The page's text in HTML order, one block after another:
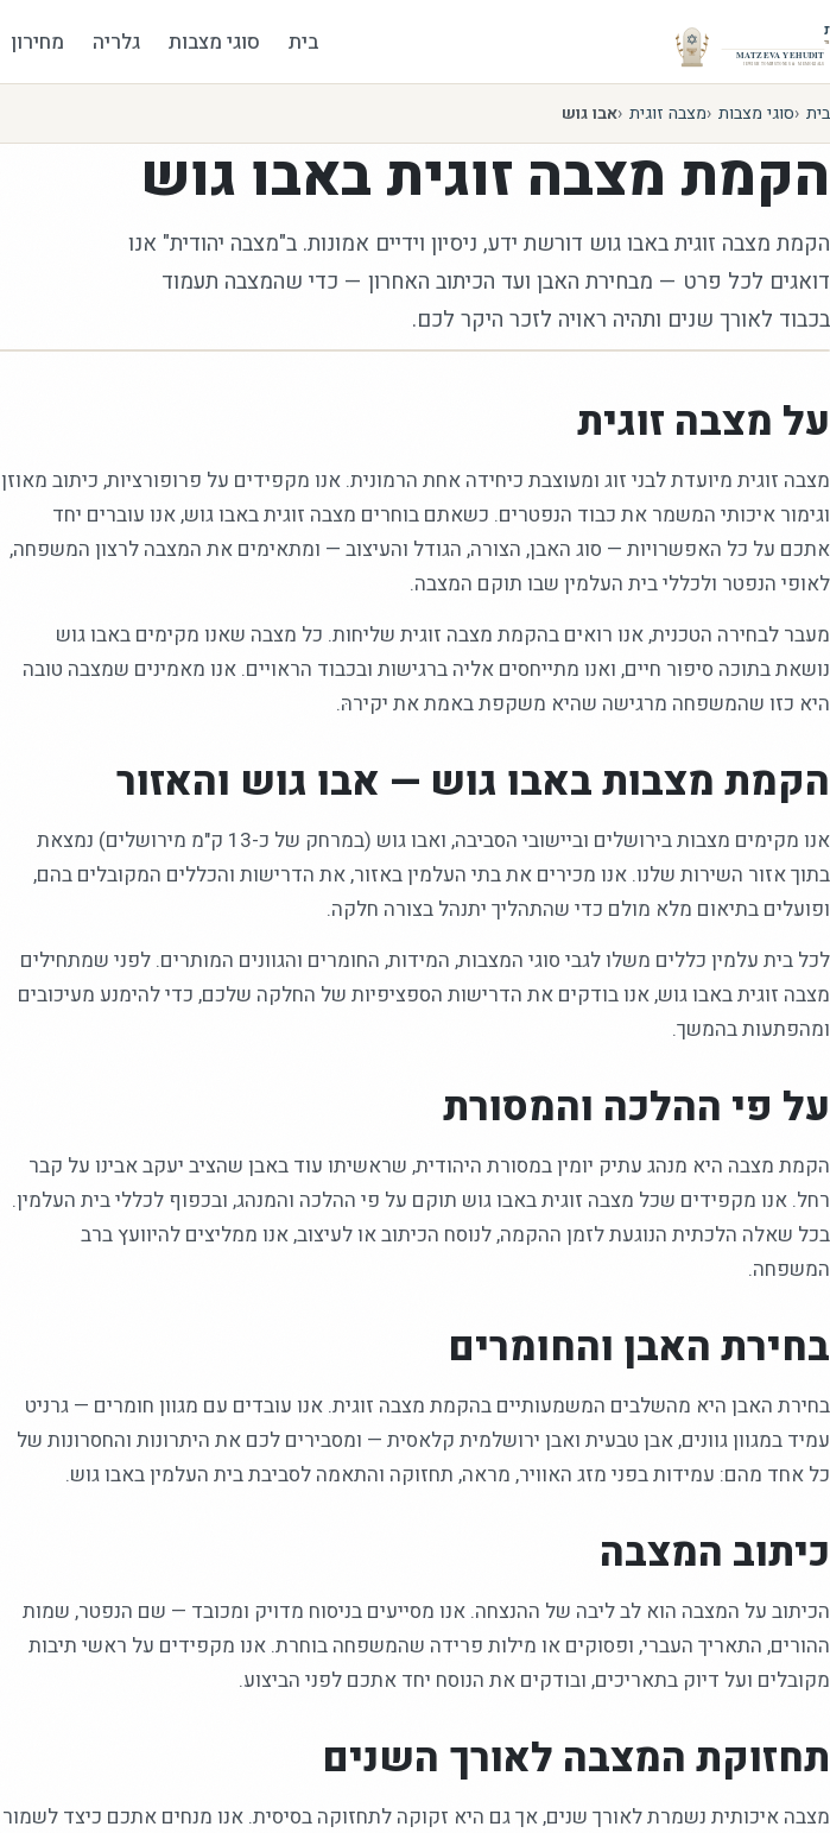
בית סוגי מצבות גלריה מחירון
בית סוגי מצבות מצבה זוגית אבו גוש
הקמת מצבה זוגית באבו גוש
הקמת מצבה זוגית באבו גוש דורשת ידע, ניסיון וידיים אמונות. ב"מצבה יהודית" אנו
דואגים לכל פרט — מבחירת האבן ועד הכיתוב האחרון — כדי שהמצבה תעמוד
בכבוד לאורך שנים ותהיה ראויה לזכר היקר לכם.
על מצבה זוגית
מצבה זוגית מיועדת לבני זוג ומעוצבת כיחידה אחת הרמונית. אנו מקפידים על פרופורציות, כיתוב מאוזן
וגימור איכותי המשמר את כבוד הנפטרים. כשאתם בוחרים מצבה זוגית באבו גוש, אנו עוברים יחד
אתכם על כל האפשרויות — סוג האבן, הצורה, הגודל והעיצוב — ומתאימים את המצבה לרצון המשפחה,
לאופי הנפטר ולכללי בית העלמין שבו תוקם המצבה.
מעבר לבחירה הטכנית, אנו רואים בהקמת מצבה זוגית שליחות. כל מצבה שאנו מקימים באבו גוש
נושאת בתוכה סיפור חיים, ואנו מתייחסים אליה ברגישות ובכבוד הראויים. אנו מאמינים שמצבה טובה
היא כזו שהמשפחה מרגישה שהיא משקפת באמת את יקירהּ.
הקמת מצבות באבו גוש — אבו גוש והאזור
אנו מקימים מצבות בירושלים וביישובי הסביבה, ואבו גוש (במרחק של כ-13 ק"מ מירושלים) נמצאת
בתוך אזור השירות שלנו. אנו מכירים את בתי העלמין באזור, את הדרישות והכללים המקובלים בהם,
ופועלים בתיאום מלא מולם כדי שהתהליך יתנהל בצורה חלקה.
לכל בית עלמין כללים משלו לגבי סוגי המצבות, המידות, החומרים והגוונים המותרים. לפני שמתחילים
מצבה זוגית באבו גוש, אנו בודקים את הדרישות הספציפיות של החלקה שלכם, כדי להימנע מעיכובים
ומהפתעות בהמשך.
על פי ההלכה והמסורת
הקמת מצבה היא מנהג עתיק יומין במסורת היהודית, שראשיתו עוד באבן שהציב יעקב אבינו על קבר
רחל. אנו מקפידים שכל מצבה זוגית באבו גוש תוקם על פי ההלכה והמנהג, ובכפוף לכללי בית העלמין.
בכל שאלה הלכתית הנוגעת לזמן ההקמה, לנוסח הכיתוב או לעיצוב, אנו ממליצים להיוועץ ברב
המשפחה.
בחירת האבן והחומרים
בחירת האבן היא מהשלבים המשמעותיים בהקמת מצבה זוגית. אנו עובדים עם מגוון חומרים — גרניט
עמיד במגוון גוונים, אבן טבעית ואבן ירושלמית קלאסית — ומסבירים לכם את היתרונות והחסרונות של
כל אחד מהם: עמידות בפני מזג האוויר, מראה, תחזוקה והתאמה לסביבת בית העלמין באבו גוש.
כיתוב המצבה
הכיתוב על המצבה הוא לב ליבה של ההנצחה. אנו מסייעים בניסוח מדויק ומכובד — שם הנפטר, שמות
ההורים, התאריך העברי, ופסוקים או מילות פרידה שהמשפחה בוחרת. אנו מקפידים על ראשי תיבות
מקובלים ועל דיוק בתאריכים, ובודקים את הנוסח יחד אתכם לפני הביצוע.
תחזוקת המצבה לאורך השנים
מצבה איכותית נשמרת לאורך שנים, אך גם היא זקוקה לתחזוקה בסיסית. אנו מנחים אתכם כיצד לשמור